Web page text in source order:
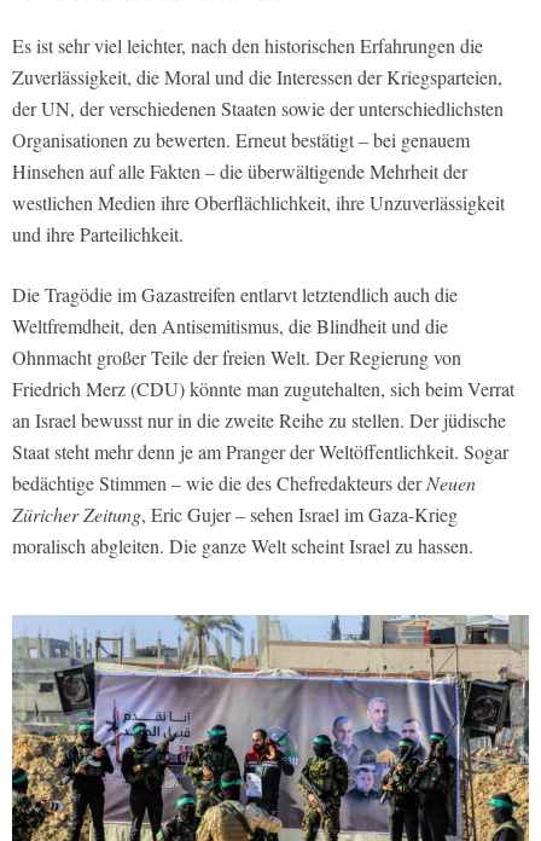
Es ist sehr viel leichter, nach den historischen Erfahrungen die
Zuverlässigkeit, die Moral und die Interessen der Kriegsparteien,
der UN, der verschiedenen Staaten sowie der unterschiedlichsten
Organisationen zu bewerten. Erneut bestätigt – bei genauem
Hinsehen auf alle Fakten – die überwältigende Mehrheit der
westlichen Medien ihre Oberflächlichkeit, ihre Unzuverlässigkeit
und ihre Parteilichkeit.
Die Tragödie im Gazastreifen entlarvt letztendlich auch die
Weltfremdheit, den Antisemitismus, die Blindheit und die
Ohnmacht großer Teile der freien Welt. Der Regierung von
Friedrich Merz (CDU) könnte man zugutehalten, sich beim Verrat
an Israel bewusst nur in die zweite Reihe zu stellen. Der jüdische
Staat steht mehr denn je am Pranger der Weltöffentlichkeit. Sogar
bedächtige Stimmen – wie die des Chefredakteurs derNeuen
Züricher Zeitung, Eric Gujer – sehen Israel im Gaza-Krieg
moralisch abgleiten. Die ganze Welt scheint Israel zu hassen.